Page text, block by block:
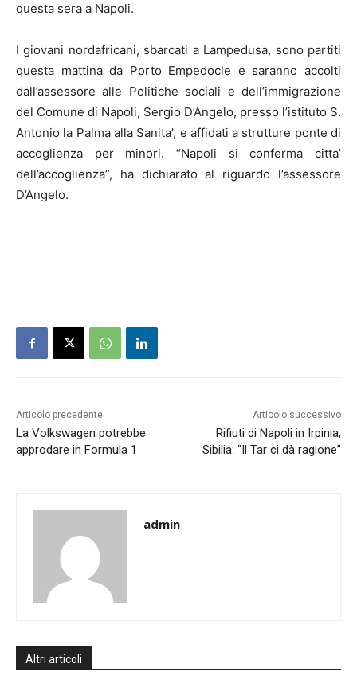
questa sera a Napoli.
I giovani nordafricani, sbarcati a Lampedusa, sono partiti
questa mattina da Porto Empedocle e saranno accolti
dall’assessore alle Politiche sociali e dell’immigrazione
del Comune di Napoli, Sergio D’Angelo, presso l’istituto S.
Antonio la Palma alla Sanita’, e affidati a strutture ponte di
accoglienza per minori. “Napoli si conferma citta’
dell’accoglienza”, ha dichiarato al riguardo l’assessore
D’Angelo.
Articolo precedente
La Volkswagen potrebbe
approdare in Formula 1
Articolo successivo
Rifiuti di Napoli in Irpinia,
Sibilia: “Il Tar ci dà ragione”
admin
Altri articoli